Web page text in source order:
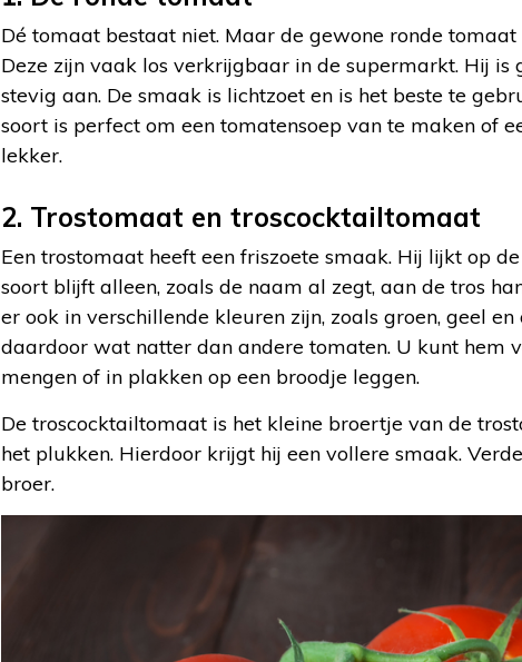
Dé tomaat bestaat niet. Maar de gewone ronde
Deze zijn vaak los verkrijgbaar in de supermarkt. Hij is
stevig aan. De smaak is lichtzoet en is het beste te
soort is perfect om een tomatensoep van te maken of
lekker.
2. Trostomaat en troscocktailtomaat
Een trostomaat heeft een friszoete smaak. Hij lijkt op
soort blijft alleen, zoals de naam al zegt, aan de tros
er ook in verschillende kleuren zijn, zoals groen, geel
daardoor wat natter dan andere tomaten. U kunt hem
mengen of in plakken op een broodje leggen.
De troscocktailtomaat is het kleine broertje van de
het plukken. Hierdoor krijgt hij een vollere smaak.
broer.